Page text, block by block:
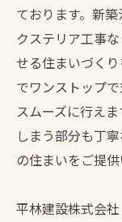
ております。新
クステリア工事
せる住まいづく
でワンストップ
スムーズに行え
しまう部分も丁
の住まいをご提供
平林建設株式会社